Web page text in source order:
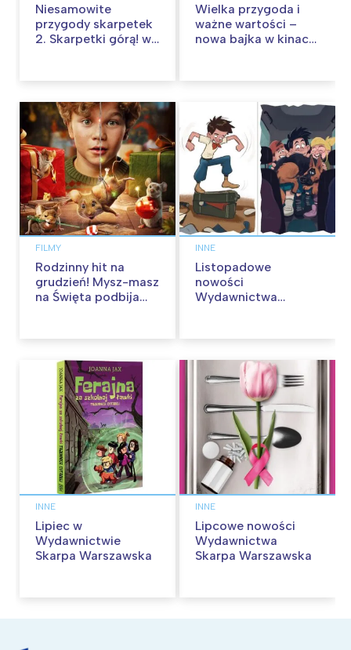
Niesamowite
przygody skarpetek
2. Skarpetki górą! w
Wielka przygoda i
ważne wartości –
nowa bajka w kinach
FILMY
Rodzinny hit na
grudzień! Mysz-masz
na Święta podbija
INNE
Listopadowe
nowości
Wydawnictwa
INNE
Lipiec w
Wydawnictwie
Skarpa Warszawska
INNE
Lipcowe nowości
Wydawnictwa
Skarpa Warszawska